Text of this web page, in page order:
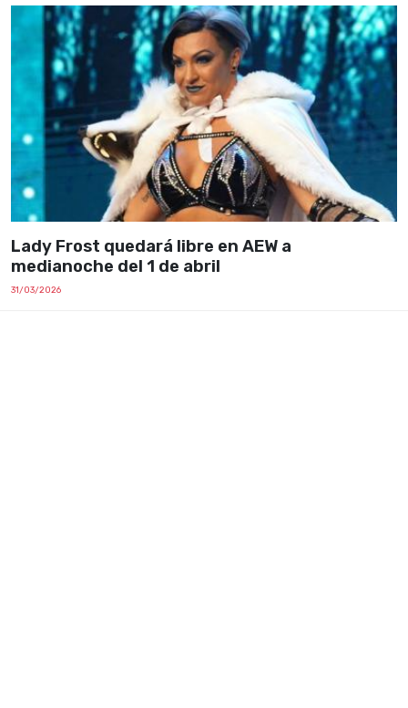
Lady Frost quedará libre en AEW a
medianoche del 1 de abril
31/03/2026